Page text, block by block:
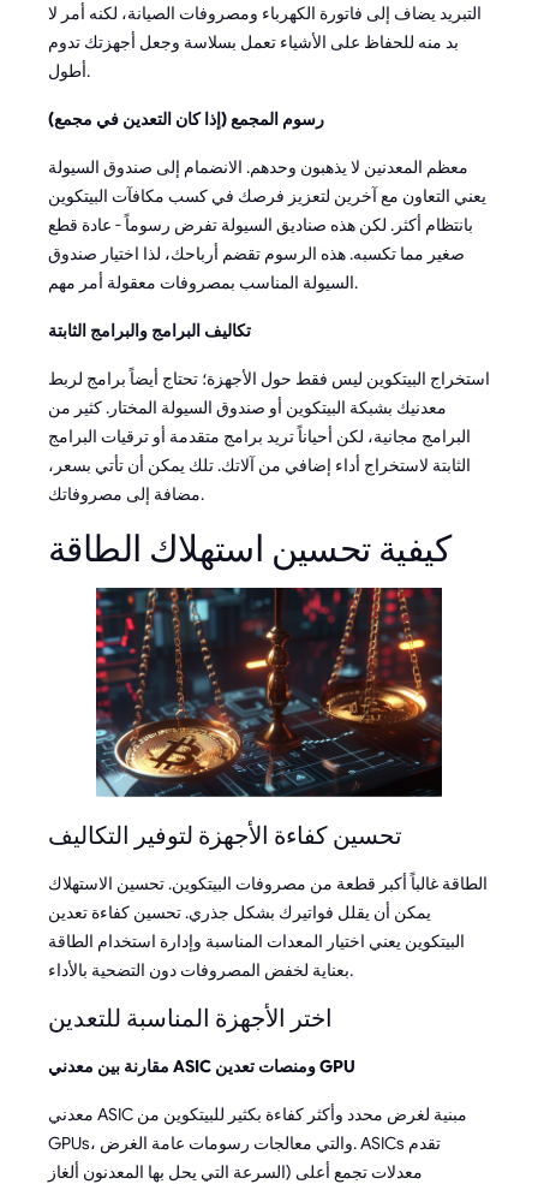
التبريد يضاف إلى فاتورة الكهرباء ومصروفات الصيانة، لكنه أمر لا
بد منه للحفاظ على الأشياء تعمل بسلاسة وجعل أجهزتك تدوم
أطول.
رسوم المجمع (إذا كان التعدين في مجمع)
معظم المعدنين لا يذهبون وحدهم. الانضمام إلى صندوق السيولة
يعني التعاون مع آخرين لتعزيز فرصك في كسب مكافآت البيتكوين
بانتظام أكثر. لكن هذه صناديق السيولة تفرض رسوماً - عادة قطع
صغير مما تكسبه. هذه الرسوم تقضم أرباحك، لذا اختيار صندوق
السيولة المناسب بمصروفات معقولة أمر مهم.
تكاليف البرامج والبرامج الثابتة
استخراج البيتكوين ليس فقط حول الأجهزة؛ تحتاج أيضاً برامج لربط
معدنيك بشبكة البيتكوين أو صندوق السيولة المختار. كثير من
البرامج مجانية، لكن أحياناً تريد برامج متقدمة أو ترقيات البرامج
الثابتة لاستخراج أداء إضافي من آلاتك. تلك يمكن أن تأتي بسعر،
مضافة إلى مصروفاتك.
كيفية تحسين استهلاك الطاقة
تحسين كفاءة الأجهزة لتوفير التكاليف
الطاقة غالباً أكبر قطعة من مصروفات البيتكوين. تحسين الاستهلاك
يمكن أن يقلل فواتيرك بشكل جذري. تحسين كفاءة تعدين
البيتكوين يعني اختيار المعدات المناسبة وإدارة استخدام الطاقة
بعناية لخفض المصروفات دون التضحية بالأداء.
اختر الأجهزة المناسبة للتعدين
مقارنة بين معدني ASIC ومنصات تعدين GPU
معدني ASIC مبنية لغرض محدد وأكثر كفاءة بكثير للبيتكوين من
GPUs، والتي معالجات رسومات عامة الغرض. ASICs تقدم
معدلات تجمع أعلى (السرعة التي يحل بها المعدنون ألغاز